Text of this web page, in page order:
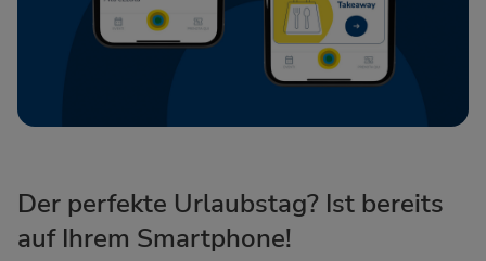
Der perfekte Urlaubstag? Ist bereits
auf Ihrem Smartphone!